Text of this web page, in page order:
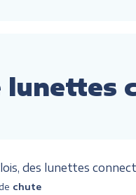
des lunettes
de chute